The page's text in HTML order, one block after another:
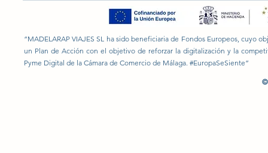
“MADELARAP VIAJES SL ha sido beneficiaria de Fondos Europeos, cuyo
un Plan de Acción con el objetivo de reforzar la digitalización y la
Pyme Digital de la Cámara de Comercio de Málaga. #EuropaSeSiente”
©